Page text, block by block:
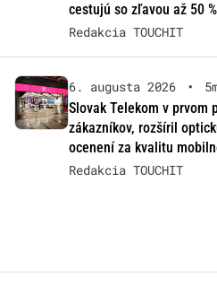
cestujú so zľavou až 50 %
Redakcia TOUCHIT
6. augusta 2026 •
Slovak Telekom v prvom
zákazníkov, rozšíril
ocenení za kvalitu
Redakcia TOUCHIT